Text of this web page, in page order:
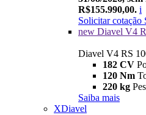
R$155.990,00. i
Solicitar cotação
new Diavel V4
Diavel V4 RS
182 CV
120 Nm
220 kg
Saiba mais
XDiavel